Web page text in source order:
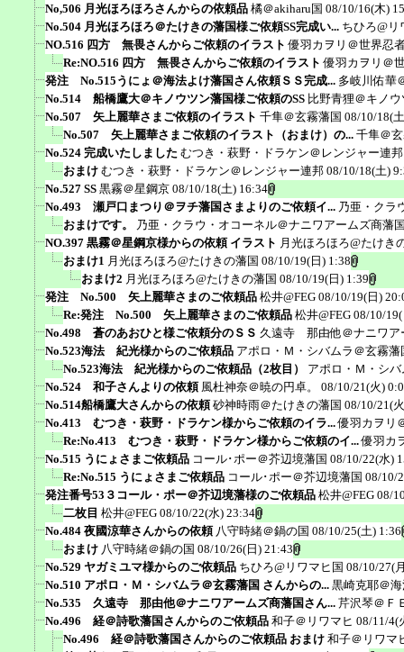
No,506 月光ほろほろさんからの依頼品 橘＠akiharu国 08/10/16(木)
No.504 月光ほろほろ＠たけきの藩国様ご依頼SS完成い... ちひろ@リ
NO.516 四方 無畏さんからご依頼のイラスト 優羽カヲリ＠世界忍
Re:NO.516 四方 無畏さんからご依頼のイラスト 優羽カヲリ＠
発注 No.515うにょ＠海法よけ藩国さん依頼ＳＳ完成... 多岐川佑華
No.514 船橋鷹大＠キノウツン藩国様ご依頼のSS 比野青狸＠キノ
No.507 矢上麗華さまご依頼のイラスト 千隼＠玄霧藩国 08/10/18(
No.507 矢上麗華さまご依頼のイラスト（おまけ）の... 千隼＠
No.524 完成いたしました むつき・萩野・ドラケン＠レンジャー連邦
おまけ むつき・萩野・ドラケン＠レンジャー連邦 08/10/18(土)
No.527 SS 黒霧＠星鋼京 08/10/18(土) 16:34
No.493 瀬戸口まつり＠ヲチ藩国さまよりのご依頼イ... 乃亜・クラ
おまけです。
乃亜・クラウ・オコーネル＠ナニワアームズ商藩
NO.397 黒霧＠星鋼京様からの依頼 イラスト 月光ほろほろ@たけき
おまけ1 月光ほろほろ@たけきの藩国 08/10/19(日) 1:38
おまけ2 月光ほろほろ@たけきの藩国 08/10/19(日) 1:39
発注 No.500 矢上麗華さまのご依頼品 松井@FEG 08/10/19(日)
Re:発注 No.500 矢上麗華さまのご依頼品 松井@FEG 08/10/
No.498 蒼のあおひと様ご依頼分のＳＳ 久遠寺 那由他＠ナニワア
No.523海法 紀光様からのご依頼品 アポロ・Ｍ・シバムラ＠玄霧藩
No.523海法 紀光様からのご依頼品（2枚目）
アポロ・Ｍ・シ
No.524 和子さんよりの依頼 風杜神奈＠暁の円卓。
08/10/21(火)
No.514船橋鷹大さんからの依頼 砂神時雨＠たけきの藩国 08/10/21(
No.413 むつき・萩野・ドラケン様からご依頼のイラ... 優羽カヲリ
Re:No.413 むつき・萩野・ドラケン様からご依頼のイ... 優羽カ
No.515 うにょさまご依頼品 コール･ポー＠芥辺境藩国 08/10/22(水)
Re:No.515 うにょさまご依頼品 コール･ポー＠芥辺境藩国 08/10/
発注番号53３コール・ポー＠芥辺境藩様のご依頼品 松井@FEG 08/
二枚目 松井@FEG 08/10/22(水) 23:34
No.484 夜國涼華さんからの依頼 八守時緒＠鍋の国 08/10/25(土) 1:36
おまけ 八守時緒＠鍋の国 08/10/26(日) 21:43
No.529 ヤガミユマ様からのご依頼品 ちひろ@リワマヒ国 08/10/27(
No.510 アポロ・Ｍ・シバムラ＠玄霧藩国 さんからの... 黒崎克耶＠
No.535 久遠寺 那由他＠ナニワアームズ商藩国さん... 芹沢琴＠Ｆ
No.496 経＠詩歌藩国さんからのご依頼品 和子＠リワマヒ 08/11/4(
No.496 経＠詩歌藩国さんからのご依頼品 おまけ 和子＠リワマ